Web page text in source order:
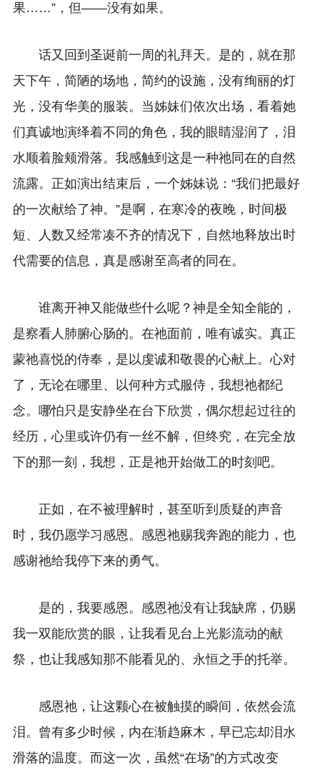
果……”，但——没有如果。
话又回到圣诞前一周的礼拜天。是的，就在那
天下午，简陋的场地，简约的设施，没有绚丽的灯
光，没有华美的服装。当姊妹们依次出场，看着她
们真诚地演绎着不同的角色，我的眼睛湿润了，泪
水顺着脸颊滑落。我感触到这是一种祂同在的自然
流露。正如演出结束后，一个姊妹说：“我们把最好
的一次献给了神。”是啊，在寒冷的夜晚，时间极
短、人数又经常凑不齐的情况下，自然地释放出时
代需要的信息，真是感谢至高者的同在。
谁离开神又能做些什么呢？神是全知全能的，
是察看人肺腑心肠的。在祂面前，唯有诚实。真正
蒙祂喜悦的侍奉，是以虔诚和敬畏的心献上。心对
了，无论在哪里、以何种方式服侍，我想祂都纪
念。哪怕只是安静坐在台下欣赏，偶尔想起过往的
经历，心里或许仍有一丝不解，但终究，在完全放
下的那一刻，我想，正是祂开始做工的时刻吧。
正如，在不被理解时，甚至听到质疑的声音
时，我仍愿学习感恩。感恩祂赐我奔跑的能力，也
感谢祂给我停下来的勇气。
是的，我要感恩。感恩祂没有让我缺席，仍赐
我一双能欣赏的眼，让我看见台上光影流动的献
祭，也让我感知那不能看见的、永恒之手的托举。
感恩祂，让这颗心在被触摸的瞬间，依然会流
泪。曾有多少时候，内在渐趋麻木，早已忘却泪水
滑落的温度。而这一次，虽然“在场”的方式改变